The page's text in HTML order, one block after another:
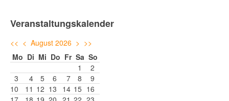
Veranstaltungskalender
<< < August 2026 > >>
Mo Di Mi Do Fr Sa So
1
2
3
4 5 6 7 8
9
10
11 12 13 14 15 16